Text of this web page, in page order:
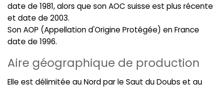
date de 1981, alors que son AOC suisse est plus récente
et date de 2003.
Son AOP (Appellation d'Origine Protégée) en France
date de 1996.
Aire géographique de production
Elle est délimitée au Nord par le Saut du Doubs et au